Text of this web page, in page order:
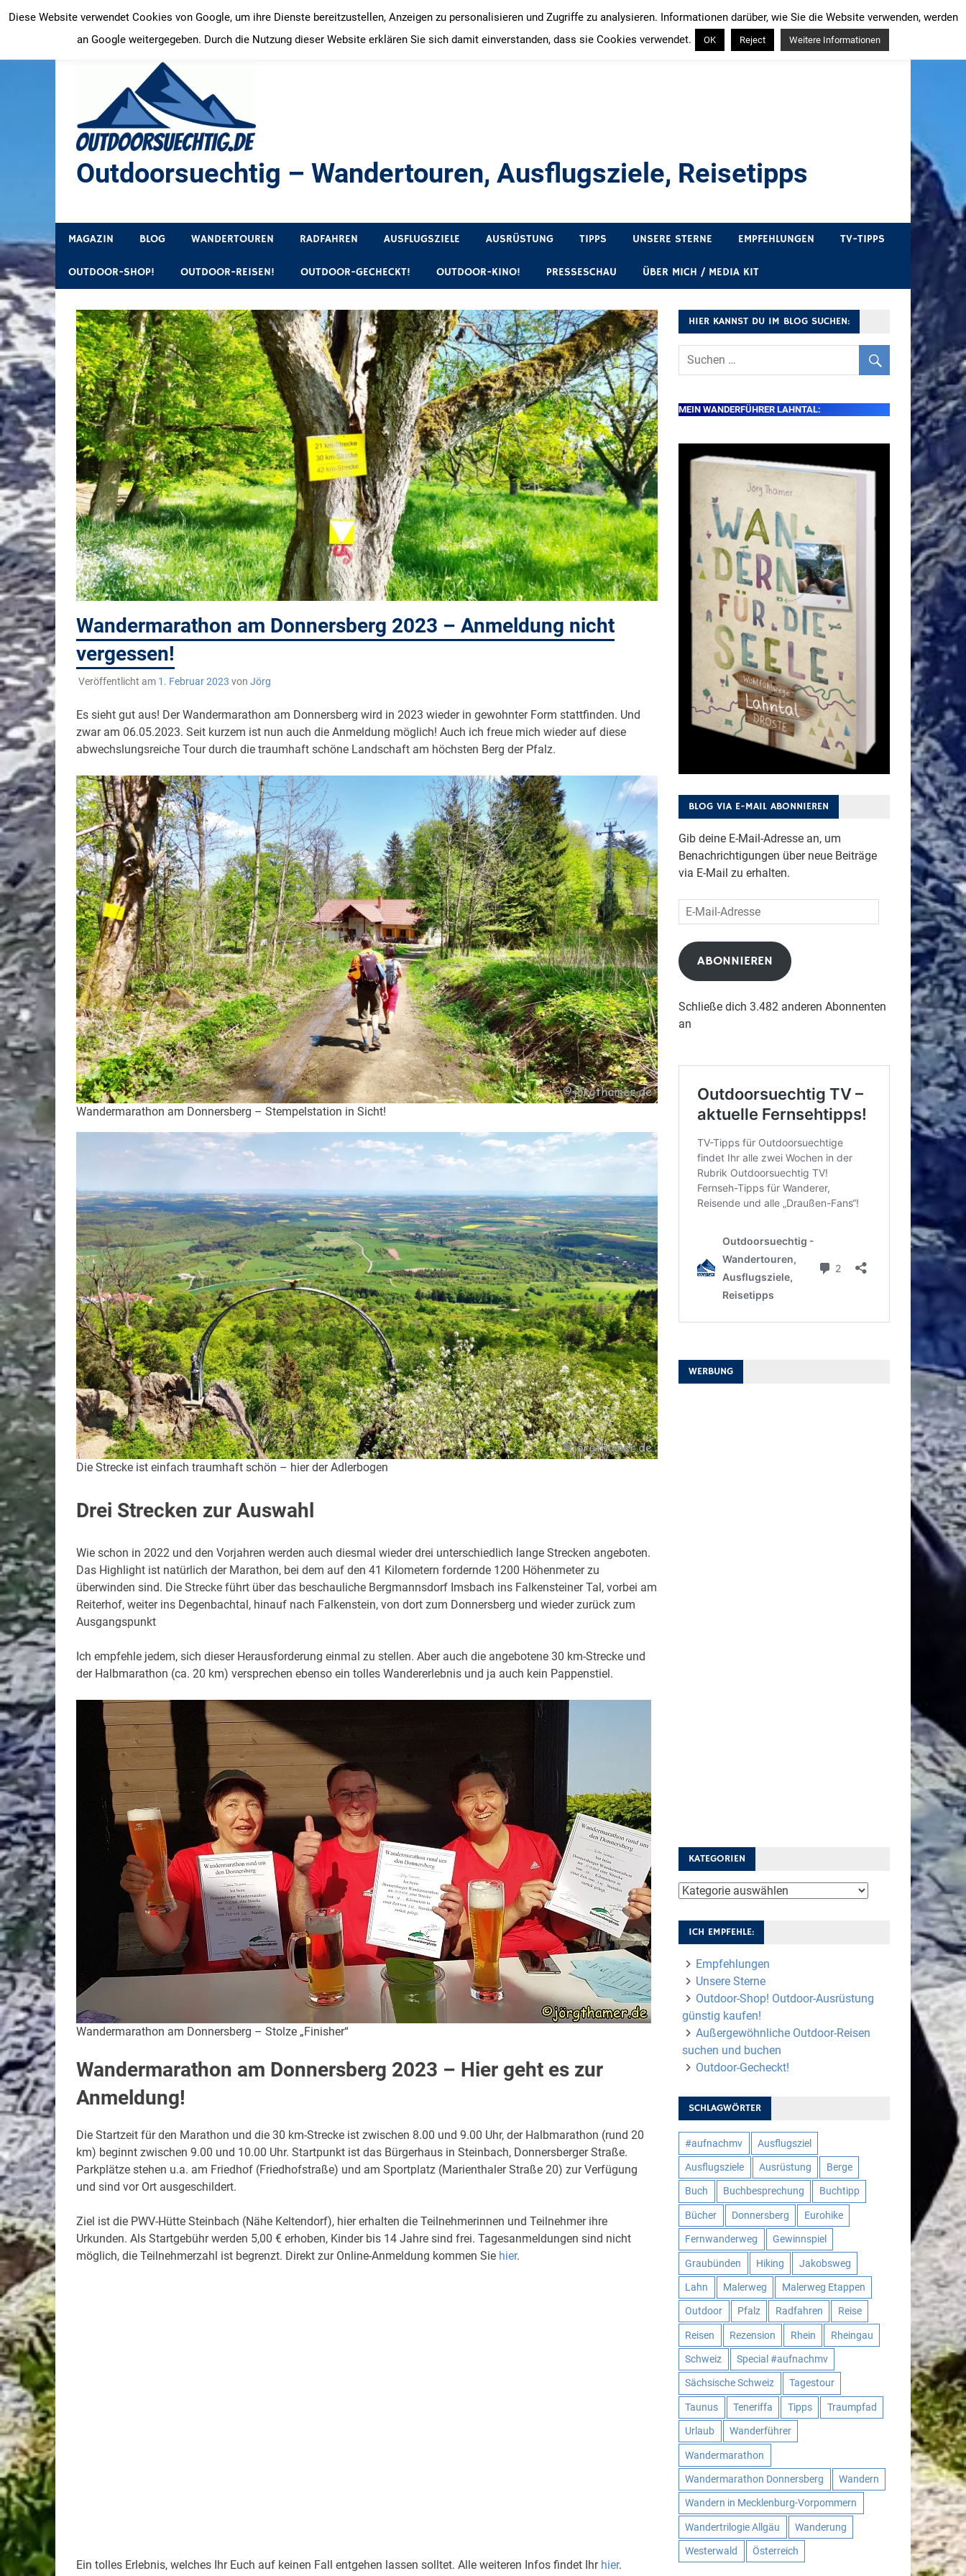
Inhalt
springen
Outdoorsuechtig – Wandertouren, Ausflugsziele, Reisetipps
MAGAZIN BLOG WANDERTOUREN RADFAHREN AUSFLUGSZIELE AUSRÜSTUNG TIPPS UNSERE STERNE EMPFEHLUNGEN TV-TIPPS
OUTDOOR-SHOP! OUTDOOR-REISEN! OUTDOOR-GECHECKT! OUTDOOR-KINO! PRESSESCHAU ÜBER MICH / MEDIA KIT
Wandermarathon am Donnersberg 2023 – Anmeldung nicht
vergessen!
Veröffentlicht am 1. Februar 2023 von Jörg
Es sieht gut aus! Der Wandermarathon am Donnersberg wird in 2023 wieder in gewohnter Form stattfinden. Und
zwar am 06.05.2023. Seit kurzem ist nun auch die Anmeldung möglich! Auch ich freue mich wieder auf diese
abwechslungsreiche Tour durch die traumhaft schöne Landschaft am höchsten Berg der Pfalz.
Wandermarathon am Donnersberg – Stempelstation in Sicht!
Die Strecke ist einfach traumhaft schön – hier der Adlerbogen
Drei Strecken zur Auswahl
Wie schon in 2022 und den Vorjahren werden auch diesmal wieder drei unterschiedlich lange Strecken angeboten.
Das Highlight ist natürlich der Marathon, bei dem auf den 41 Kilometern fordernde 1200 Höhenmeter zu
überwinden sind. Die Strecke führt über das beschauliche Bergmannsdorf Imsbach ins Falkensteiner Tal, vorbei am
Reiterhof, weiter ins Degenbachtal, hinauf nach Falkenstein, von dort zum Donnersberg und wieder zurück zum
Ausgangspunkt
Ich empfehle jedem, sich dieser Herausforderung einmal zu stellen. Aber auch die angebotene 30 km-Strecke und
der Halbmarathon (ca. 20 km) versprechen ebenso ein tolles Wandererlebnisund ja auch kein Pappenstiel.
Wandermarathon am Donnersberg – Stolze „Finisher“
Wandermarathon am Donnersberg 2023 – Hier geht es zur
Anmeldung!
Die Startzeit für den Marathon und die 30 km-Strecke ist zwischen 8.00 und 9.00 Uhr, der Halbmarathon (rund 20
km) beginnt zwischen 9.00 und 10.00 Uhr. Startpunkt ist das Bürgerhaus in Steinbach, Donnersberger Straße.
Parkplätze stehen u.a. am Friedhof (Friedhofstraße) und am Sportplatz (Marienthaler Straße 20) zur Verfügung
und sind vor Ort ausgeschildert.
Ziel ist die PWV-Hütte Steinbach (Nähe Keltendorf), hier erhalten die Teilnehmerinnen und Teilnehmer ihre
Urkunden. Als Startgebühr werden 5,00 € erhoben, Kinder bis 14 Jahre sind frei. Tagesanmeldungen sind nicht
möglich, die Teilnehmerzahl ist begrenzt. Direkt zur Online-Anmeldung kommen Sie hier.
Ein tolles Erlebnis, welches Ihr Euch auf keinen Fall entgehen lassen solltet. Alle weiteren Infos findet Ihr hier.
HIER KANNST DU IM BLOG SUCHEN:
MEIN WANDERFÜHRER LAHNTAL:
BLOG VIA E-MAIL ABONNIEREN
Gib deine E-Mail-Adresse an, um
Benachrichtigungen über neue Beiträge
via E-Mail zu erhalten.
E-
Mail-
Adresse
ABONNIEREN
Schließe dich 3.482 anderen Abonnenten
an
WERBUNG
KATEGORIEN
Kategorien
ICH EMPFEHLE:
Empfehlungen
Unsere Sterne
Outdoor-Shop! Outdoor-Ausrüstung
günstig kaufen!
Außergewöhnliche Outdoor-Reisen
suchen und buchen
Outdoor-Gecheckt!
SCHLAGWÖRTER
#aufnachmv Ausflugsziel
Ausflugsziele Ausrüstung Berge
Buch Buchbesprechung Buchtipp
Bücher Donnersberg Eurohike
Fernwanderweg Gewinnspiel
Graubünden Hiking Jakobsweg
Lahn Malerweg Malerweg Etappen
Outdoor Pfalz Radfahren Reise
Reisen Rezension Rhein Rheingau
Schweiz Special #aufnachmv
Sächsische Schweiz Tagestour
Taunus Teneriffa Tipps Traumpfad
Urlaub Wanderführer
Wandermarathon
Wandermarathon Donnersberg Wandern
Wandern in Mecklenburg-Vorpommern
Wandertrilogie Allgäu Wanderung
Westerwald Österreich
Diese Website verwendet Cookies von Google, um ihre Dienste bereitzustellen, Anzeigen zu personalisieren und Zugriffe zu analysieren. Informationen darüber, wie Sie die Website verwenden, werden
an Google weitergegeben. Durch die Nutzung dieser Website erklären Sie sich damit einverstanden, dass sie Cookies verwendet.
OK Reject Weitere Informationen